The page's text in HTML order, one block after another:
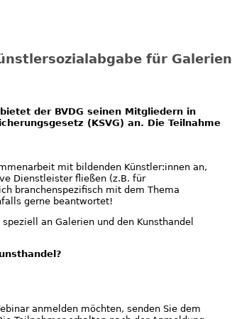
für Galerien
der BVDG seinen Mitgliedern in
(KSVG) an. Die Teilnahme
mit bildenden Künstler:innen an,
Dienstleister fließen (z.B. für
branchenspezifisch mit dem Thema
gerne beantwortet!
an Galerien und den Kunsthandel
anmelden möchten, senden Sie dem